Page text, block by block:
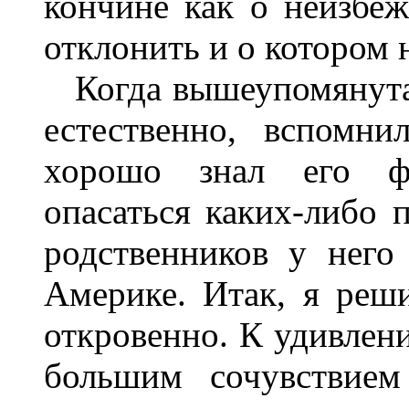
отклонить и о котором
Когда
естественно,
хорошо знал его
опасаться каких-либо
родственников у
Америке. Итак, я
откровенно. К
большим